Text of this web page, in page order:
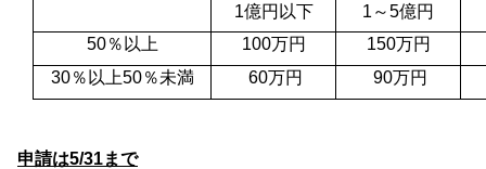
1億円以下
1 ～5億円
50％以上 100万円 150万円
30％以上50％未満 60万円 90万円
申請は5/31まで